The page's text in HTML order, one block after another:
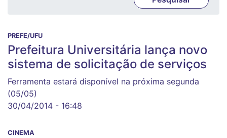
PREFE/UFU
Prefeitura Universitária lança novo
sistema de solicitação de serviços
Ferramenta estará disponível na próxima segunda
(05/05)
30/04/2014 - 16:48
CINEMA